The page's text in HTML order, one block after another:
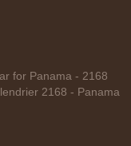
for Panama - 2168
2168 - Panama